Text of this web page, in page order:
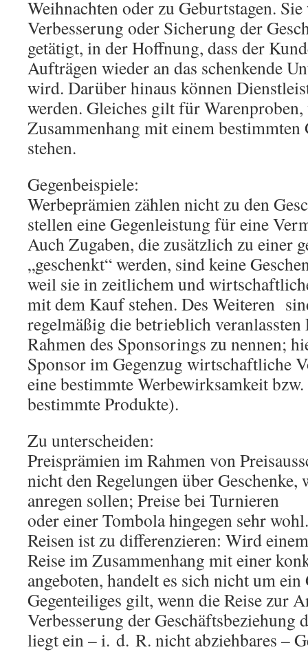
Weihnachten oder zu Geburtstagen.
Verbesserung oder Sicherung der
getätigt, in der Hoffnung, dass der
Aufträgen wieder an das schenkende
wird. Darüber hinaus können
werden. Gleiches gilt für
Zusammenhang mit einem bestimmten
stehen.
Gegenbeispiele:
Werbeprämien zählen nicht zu den
stellen eine Gegenleistung für eine
Auch Zugaben, die zusätzlich zu einer
„geschenkt“ werden, sind keine
weil sie in zeitlichem und
mit dem Kauf stehen. Des Weiteren
regelmäßig die betrieblich
Rahmen des Sponsorings zu nennen;
Sponsor im Gegenzug wirtschaftliche
eine bestimmte Werbewirksamkeit
bestimmte Produkte).
Zu unterscheiden:
Preisprämien im Rahmen von
nicht den Regelungen über
anregen sollen; Preise bei Turnieren
oder einer Tombola hingegen sehr
Reisen ist zu differenzieren: Wird
Reise im Zusammenhang mit einer
angeboten, handelt es sich nicht um ein
Gegenteiliges gilt, wenn die Reise zur
Verbesserung der
liegt ein – i. d. R. nicht abziehbares –